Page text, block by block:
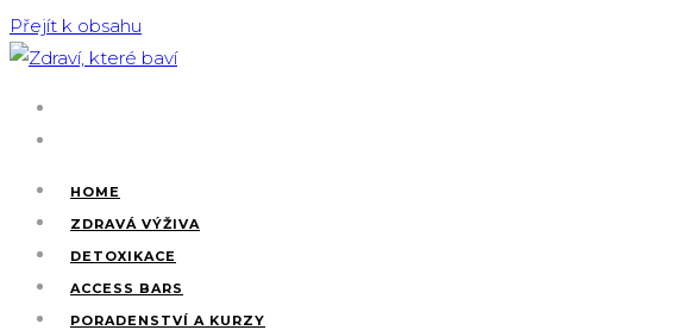
Přejít k obsahu
HOME
ZDRAVÁ VÝŽIVA
DETOXIKACE
ACCESS BARS
PORADENSTVÍ A KURZY